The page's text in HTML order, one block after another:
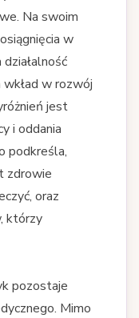
Na swoim
w
w rozwój
jest
i oddania
podkreśla,
zdrowie
oraz
którzy
pozostaje
Mimo